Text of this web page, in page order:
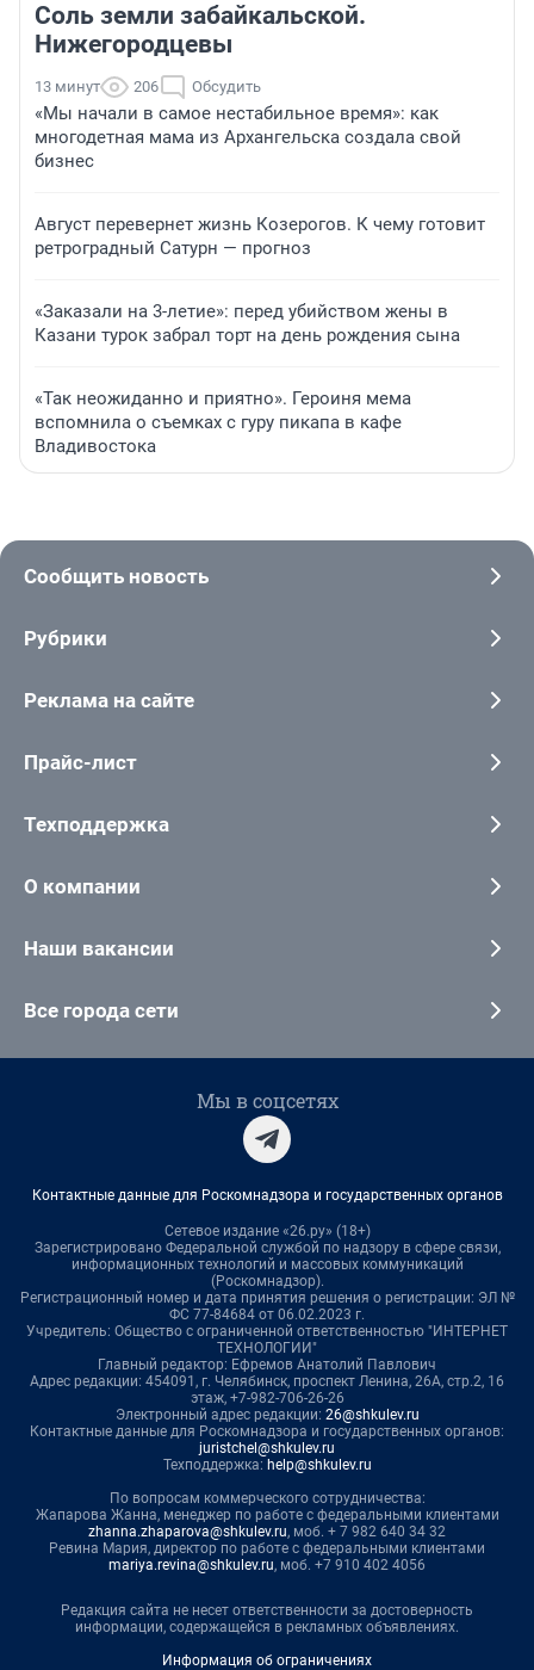
Соль земли забайкальской.
Нижегородцевы
13 минут 206 Обсудить
«Мы начали в самое нестабильное время»: как
многодетная мама из Архангельска создала свой
бизнес
Август перевернет жизнь Козерогов. К чему готовит
ретроградный Сатурн — прогноз
«Заказали на 3-летие»: перед убийством жены в
Казани турок забрал торт на день рождения сына
«Так неожиданно и приятно». Героиня мема
вспомнила о съемках с гуру пикапа в кафе
Владивостока
Сообщить новость
Рубрики
Реклама на сайте
Прайс-лист
Техподдержка
О компании
Наши вакансии
Все города сети
Мы в соцсетях
Контактные данные для Роскомнадзора и государственных органов
Сетевое издание «26.ру» (18+)
Зарегистрировано Федеральной службой по надзору в сфере связи,
информационных технологий и массовых коммуникаций
(Роскомнадзор).
Регистрационный номер и дата принятия решения о регистрации: ЭЛ №
ФС 77-84684 от 06.02.2023 г.
Учредитель: Общество с ограниченной ответственностью "ИНТЕРНЕТ
ТЕХНОЛОГИИ"
Главный редактор: Ефремов Анатолий Павлович
Адрес редакции: 454091, г. Челябинск, проспект Ленина, 26А, стр.2, 16
этаж, +7-982-706-26-26
Электронный адрес редакции: 26@shkulev.ru
Контактные данные для Роскомнадзора и государственных органов:
juristchel@shkulev.ru
Техподдержка: help@shkulev.ru
По вопросам коммерческого сотрудничества:
Жапарова Жанна, менеджер по работе с федеральными клиентами
zhanna.zhaparova@shkulev.ru, моб. + 7 982 640 34 32
Ревина Мария, директор по работе с федеральными клиентами
mariya.revina@shkulev.ru, моб. +7 910 402 4056
Редакция сайта не несет ответственности за достоверность
информации, содержащейся в рекламных объявлениях.
Информация об ограничениях